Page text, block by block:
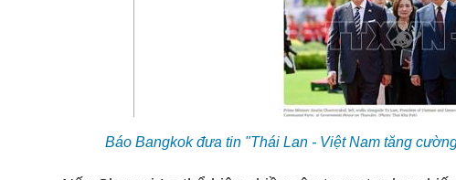
Báo Bangkok đưa tin "Thái Lan - Việt Nam tăng